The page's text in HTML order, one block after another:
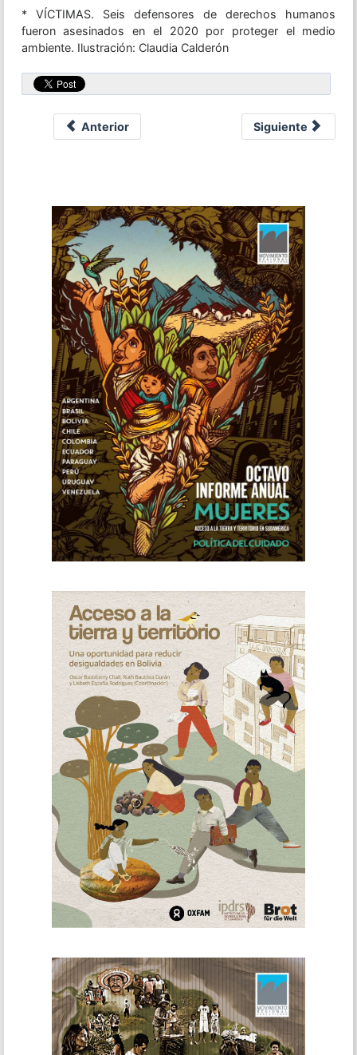
* VÍCTIMAS. Seis defensores de derechos humanos
fueron asesinados en el 2020 por proteger el medio
ambiente. Ilustración: Claudia Calderón
Anterior Siguiente